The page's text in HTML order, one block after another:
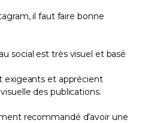
il faut faire bonne
social est très visuel et basé
exigeants et apprécient
des publications.
recommandé d’avoir une